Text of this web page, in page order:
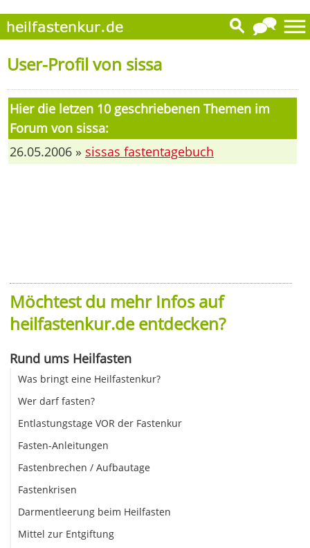
User-Profil von sissa
Hier die letzen 10 geschriebenen Themen im
Forum von sissa:
26.05.2006 » sissas fastentagebuch
Möchtest du mehr Infos auf
heilfastenkur.de entdecken?
Rund ums Heilfasten
Was bringt eine Heilfastenkur?
Wer darf fasten?
Entlastungstage VOR der Fastenkur
Fasten-Anleitungen
Fastenbrechen / Aufbautage
Fastenkrisen
Darmentleerung beim Heilfasten
Mittel zur Entgiftung